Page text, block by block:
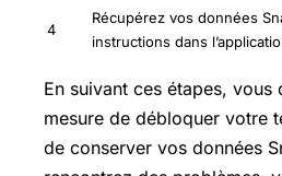
4
Récupérez vos données
instructions dans
En suivant ces étapes, vous
mesure de débloquer votre
de conserver vos données